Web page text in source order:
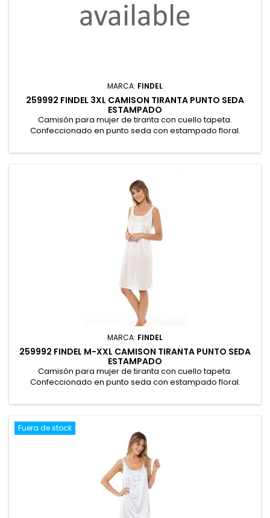
MARCA: FINDEL
259992 FINDEL 3XL CAMISON TIRANTA PUNTO SEDA
ESTAMPADO
Camisón para mujer de tiranta con cuello tapeta.
Confeccionado en punto seda con estampado floral.
MARCA: FINDEL
259992 FINDEL M-XXL CAMISON TIRANTA PUNTO SEDA
ESTAMPADO
Camisón para mujer de tiranta con cuello tapeta.
Confeccionado en punto seda con estampado floral.
Fuera de stock